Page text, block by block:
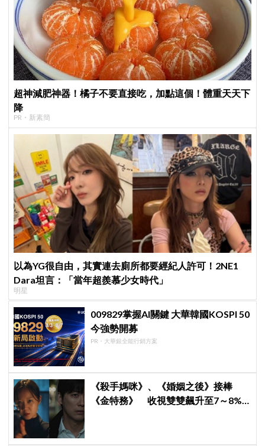
超神減肥神器！橘子不要直接吃，加點這個！體重天天下
降
PR・新素簡
以為YG很自由，其實連去廁所都要經紀人許可！2NE1
Dara坦言：「當年超羨慕少女時代」
明星
009829掌握AI關鍵 大華韓國KOSPI 50
今強勢開募
PR・大華銀全能行銷方案
《殺手媽咪》、《婚姻之後》接棒
《金特務》 收視雙雙飆升至7～8%